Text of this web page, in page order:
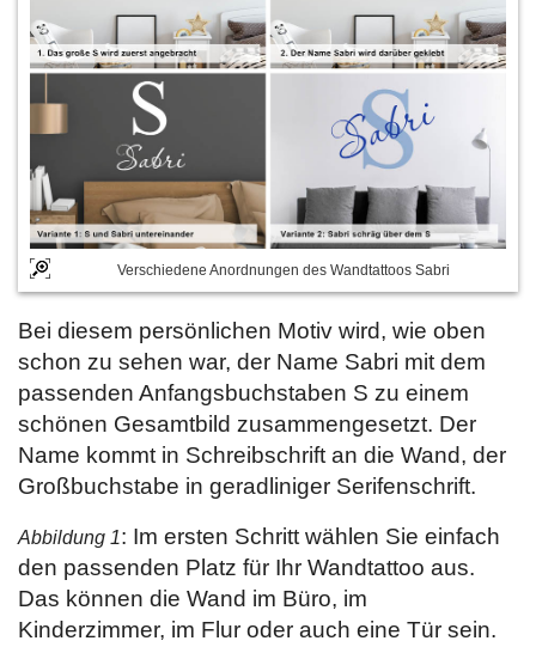
Verschiedene Anordnungen des Wandtattoos Sabri
Bei diesem persönlichen Motiv wird, wie oben
schon zu sehen war, der Name Sabri mit dem
passenden Anfangsbuchstaben S zu einem
schönen Gesamtbild zusammengesetzt. Der
Name kommt in Schreibschrift an die Wand, der
Großbuchstabe in geradliniger Serifenschrift.
Abbildung 1: Im ersten Schritt wählen Sie einfach
den passenden Platz für Ihr Wandtattoo aus.
Das können die Wand im Büro, im
Kinderzimmer, im Flur oder auch eine Tür sein.